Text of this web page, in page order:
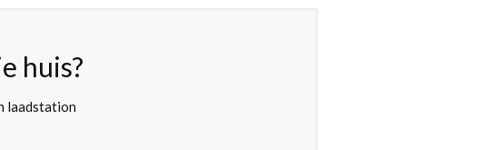
huis?
laadstation